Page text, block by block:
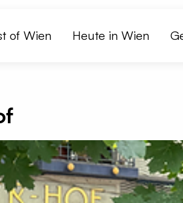
of Wien Heute in Wien